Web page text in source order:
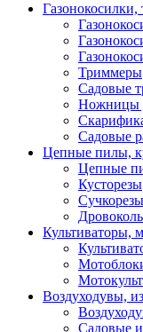
Триммеры
Садовые
Ножницы
Садовые
Цепные пилы,
Цепные
Кусторезы
Культиваторы,
Воздуходувы,
Садовые